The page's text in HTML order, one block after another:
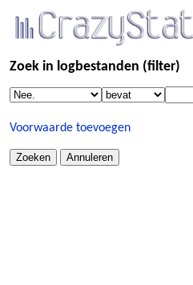
Zoek in logbestanden (filter)
Voorwaarde toevoegen